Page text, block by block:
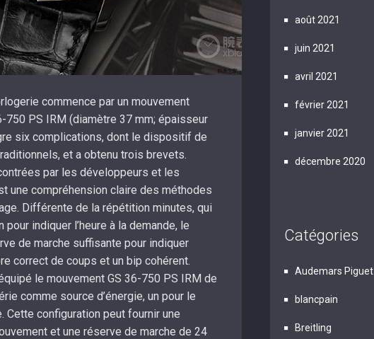
commence par un mouvement
750 PS IRM (diamètre 37 mm; épaisseur
six complications, dont le dispositif de
et a obtenu trois brevets.
par les développeurs et les
une compréhension claire des méthodes
Différente de la répétition minutes, qui
indiquer l’heure à la demande, le
de marche suffisante pour indiquer
correct de coups et un bip cohérent.
le mouvement GS 36-750 PS IRM de
comme source d’énergie, un pour le
Cette configuration peut fournir une
et une réserve de marche de 24
août 2021
juin 2021
avril 2021
février 2021
janvier 2021
décembre 2020
Catégories
Audemars Piguet
blancpain
Breitling